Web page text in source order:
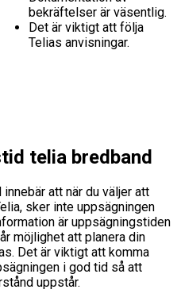
bekräftelser är väsentlig.
Det är viktigt att följa
Telias anvisningar.
telia bredband
att när du väljer att
sker inte uppsägningen
är uppsägningstiden
möjlighet att planera din
Det är viktigt att komma
i god tid så att
uppstår.